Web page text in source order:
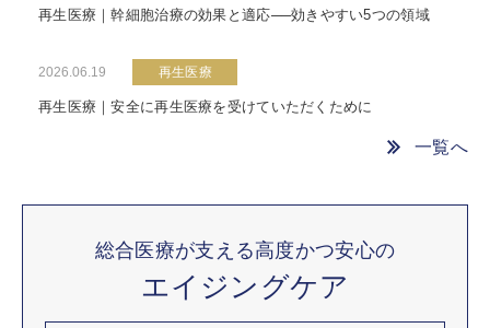
再生医療｜幹細胞治療の効果と適応──効きやすい5つの領域
2026.06.19 再生医療
再生医療｜安全に再生医療を受けていただくために
一覧へ
総合医療が支える高度かつ安心の
エイジングケア